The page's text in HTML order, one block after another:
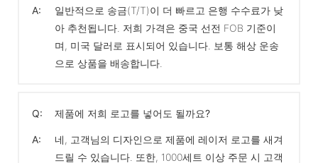
A:
일반적으로 송금(T/T)이 더 빠르고 은행 수수료가 낮
아 추천됩니다. 저희 가격은 중국 선전 FOB 기준이
며, 미국 달러로 표시되어 있습니다. 보통 해상 운송
으로 상품을 배송합니다.
Q: 제품에 저희 로고를 넣어도 될까요?
A:
네, 고객님의 디자인으로 제품에 레이저 로고를 새겨
드릴 수 있습니다. 또한, 1000세트 이상 주문 시 고객